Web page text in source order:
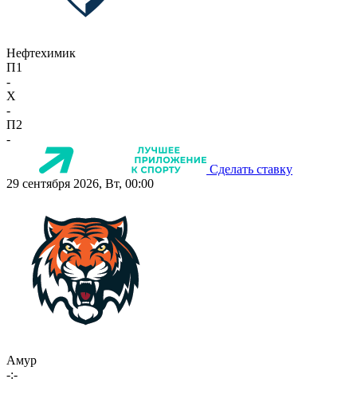
Нефтехимик
П1
-
X
-
П2
-
Сделать ставку
29 сентября 2026, Вт, 00:00
Амур
-:-